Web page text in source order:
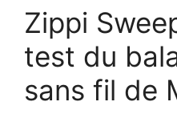
Zippi
test du
sans fil de